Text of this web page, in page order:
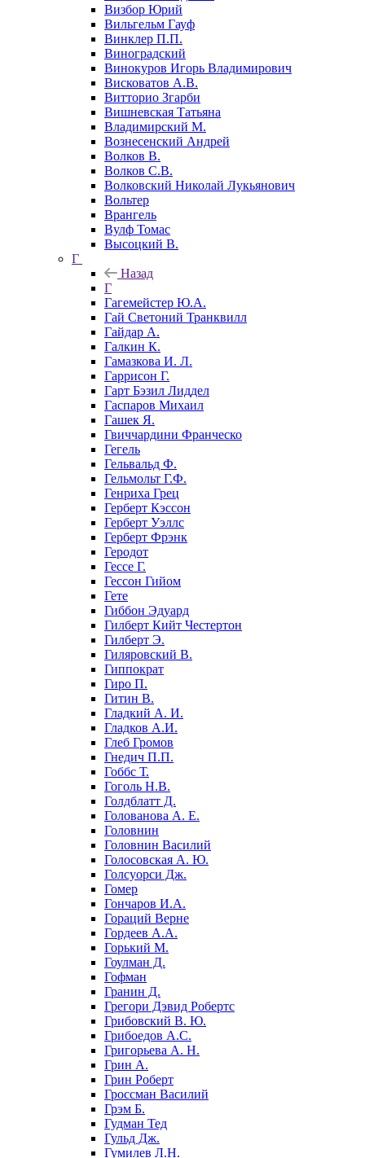
Визбор Юрий
Вильгельм Гауф
Винклер П.П.
Виноградский
Винокуров Игорь Владимирович
Висковатов А.В.
Витторио Згарби
Вишневская Татьяна
Владимирский М.
Вознесенский Андрей
Волков В.
Волков С.В.
Волковский Николай Лукьянович
Вольтер
Врангель
Вулф Томас
Высоцкий В.
Г
Назад
Г
Гагемейстер Ю.А.
Гай Светоний Транквилл
Гайдар А.
Галкин К.
Гамазкова И. Л.
Гаррисон Г.
Гарт Бэзил Лиддел
Гаспаров Михаил
Гашек Я.
Гвиччардини Франческо
Гегель
Гельвальд Ф.
Гельмольт Г.Ф.
Генриха Грец
Герберт Кэссон
Герберт Уэллс
Герберт Фрэнк
Геродот
Гессе Г.
Гессон Гийом
Гете
Гиббон Эдуард
Гилберт Кийт Честертон
Гилберт Э.
Гиляровский В.
Гиппократ
Гиро П.
Гитин В.
Гладкий А. И.
Гладков А.И.
Глеб Громов
Гнедич П.П.
Гоббс Т.
Гоголь Н.В.
Голдблатт Д.
Голованова А. Е.
Головнин
Головнин Василий
Голосовская А. Ю.
Голсуорси Дж.
Гомер
Гончаров И.А.
Гораций Верне
Гордеев А.А.
Горький М.
Гоулман Д.
Гофман
Гранин Д.
Грегори Дэвид Робертс
Грибовский В. Ю.
Грибоедов А.С.
Григорьева А. Н.
Грин А.
Грин Роберт
Гроссман Василий
Грэм Б.
Гудман Тед
Гульд Дж.
Гумилев Л.Н.